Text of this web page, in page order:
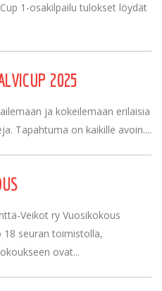
1-osakilpailu tulokset löydät
2025
ja kokeilemaan erilaisia
Tapahtuma on kaikille avoin....
Veikot ry Vuosikokous
18 seuran toimistolla,
ovat...